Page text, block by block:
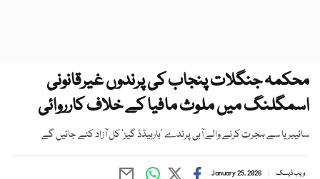
محکمہ جنگلات پنجاب کی پرندوں غیرقانونی
اسمگلنگ میں ملوث مافیا کے خلاف کارروائی
سائیبریا سے ہجرت کرنے والے آبی پرندے ’بارہیڈڈ گیز‘ کل آزاد کئے جائیں گے
ویب ڈیسک January 25, 2026